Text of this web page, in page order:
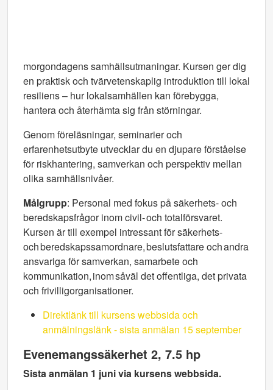
morgondagens samhällsutmaningar. Kursen ger dig
en praktisk och tvärvetenskaplig introduktion till lokal
resiliens – hur lokalsamhällen kan förebygga,
hantera och återhämta sig från störningar.
Genom föreläsningar, seminarier och
erfarenhetsutbyte utvecklar du en djupare förståelse
för riskhantering, samverkan och perspektiv mellan
olika samhällsnivåer.
Målgrupp: Personal med fokus på säkerhets- och
beredskapsfrågor inom civil- och totalförsvaret.
Kursen är till exempel intressant för säkerhets-
och beredskapssamordnare, beslutsfattare och andra
ansvariga för samverkan, samarbete och
kommunikation, inom såväl det offentliga, det privata
och frivilligorganisationer.
Direktlänk till kursens webbsida och
anmälningslänk - sista anmälan 15 september
Evenemangssäkerhet 2, 7.5 hp
Sista anmälan 1 juni via kursens webbsida.